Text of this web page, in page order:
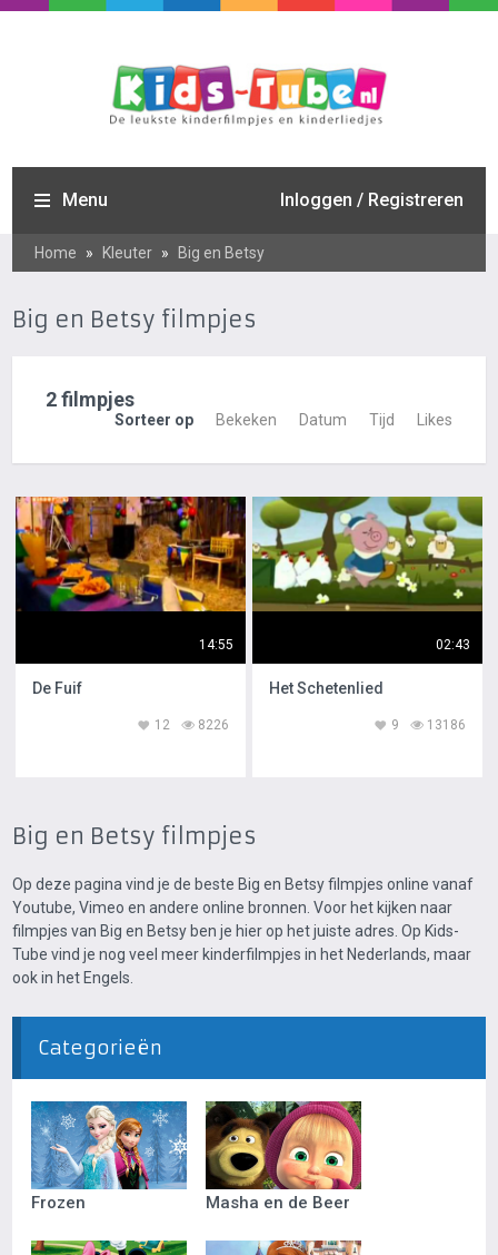
Menu Inloggen / Registreren
Home » Kleuter » Big en Betsy
Big en Betsy filmpjes
2 filmpjes
Sorteer op Bekeken Datum Tijd Likes
14:55
De Fuif
8226
12
02:43
Het Schetenlied
13186
9
Big en Betsy filmpjes
Op deze pagina vind je de beste Big en Betsy filmpjes online vanaf
Youtube, Vimeo en andere online bronnen. Voor het kijken naar
filmpjes van Big en Betsy ben je hier op het juiste adres. Op Kids-
Tube vind je nog veel meer kinderfilmpjes in het Nederlands, maar
ook in het Engels.
Categorieën
Frozen Masha en de Beer